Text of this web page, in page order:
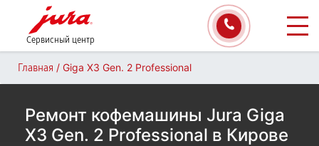
Сервисный центр
Главная / Giga X3 Gen. 2 Professional
Ремонт кофемашины Jura Giga
X3 Gen. 2 Professional в Кирове